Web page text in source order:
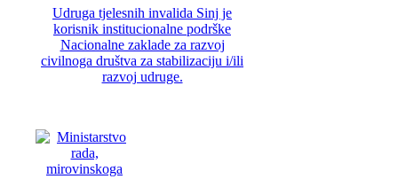
Udruga tjelesnih invalida Sinj je
korisnik institucionalne podrške
Nacionalne zaklade za razvoj
civilnoga društva za stabilizaciju i/ili
razvoj udruge.